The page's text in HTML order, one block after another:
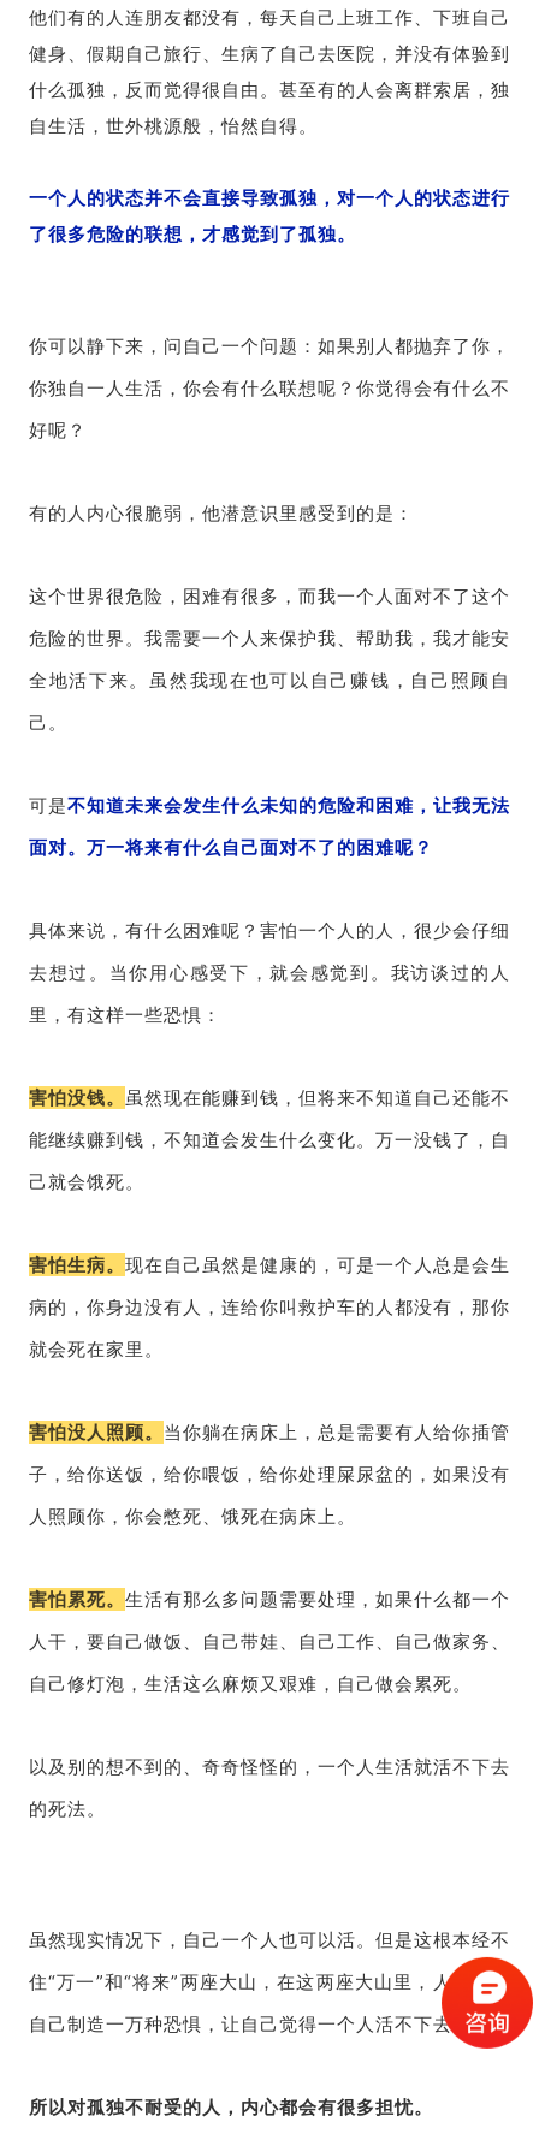
他们有的人连朋友都没有，每天自己上班工作、下班自己
健身、假期自己旅行、生病了自己去医院，并没有体验到
什么孤独，反而觉得很自由。甚至有的人会离群索居，独
自生活，世外桃源般，怡然自得。
一个人的状态并不会直接导致孤独，对一个人的状态进行
了很多危险的联想，才感觉到了孤独。
你可以静下来，问自己一个问题：如果别人都抛弃了你，
你独自一人生活，你会有什么联想呢？你觉得会有什么不
好呢？
有的人内心很脆弱，他潜意识里感受到的是：
这个世界很危险，困难有很多，而我一个人面对不了这个
危险的世界。我需要一个人来保护我、帮助我，我才能安
全地活下来。虽然我现在也可以自己赚钱，自己照顾自
己。
可是不知道未来会发生什么未知的危险和困难，让我无法
面对。万一将来有什么自己面对不了的困难呢？
具体来说，有什么困难呢？害怕一个人的人，很少会仔细
去想过。当你用心感受下，就会感觉到。我访谈过的人
里，有这样一些恐惧：
害怕没钱。 虽然现在能赚到钱，但将来不知道自己还能不
能继续赚到钱，不知道会发生什么变化。万一没钱了，自
己就会饿死。
害怕生病。 现在自己虽然是健康的，可是一个人总是会生
病的，你身边没有人，连给你叫救护车的人都没有，那你
就会死在家里。
害怕没人照顾。 当你躺在病床上，总是需要有人给你插管
子，给你送饭，给你喂饭，给你处理屎尿盆的，如果没有
人照顾你，你会憋死、饿死在病床上。
害怕累死。 生活有那么多问题需要处理，如果什么都一个
人干，要自己做饭、自己带娃、自己工作、自己做家务、
自己修灯泡，生活这么麻烦又艰难，自己做会累死。
以及别的想不到的、奇奇怪怪的，一个人生活就活不下去
的死法。
虽然现实情况下，自己一个人也可以活。但是这根本经不
住“万一”和“将来”两座大山，在这两座大山里，人可以给
自己制造一万种恐惧，让自己觉得一个人活不下去。
所以对孤独不耐受的人，内心都会有很多担忧。